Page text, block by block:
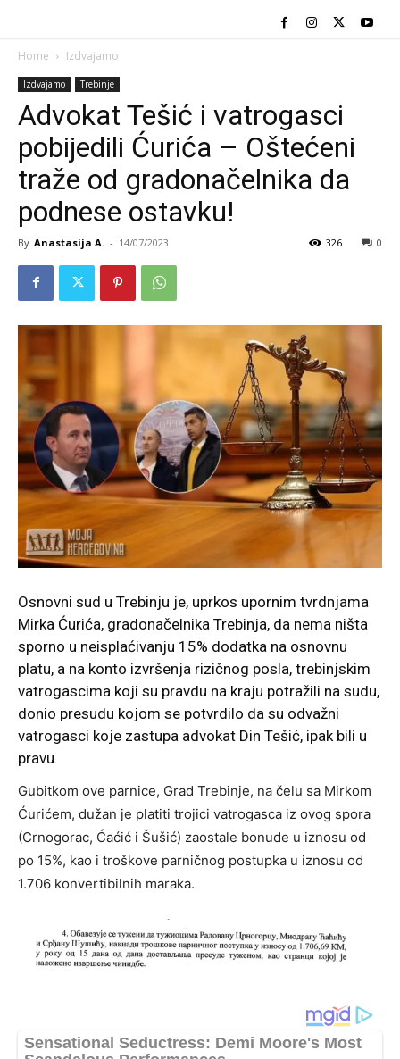
Home Izdvajamo
Izdvajamo Trebinje
Advokat Tešić i vatrogasci
pobijedili Ćurića – Oštećeni
traže od gradonačelnika da
podnese ostavku!
By Anastasija A. - 14/07/2023 0
326
Osnovni sud u Trebinju je, uprkos upornim tvrdnjama
Mirka Ćurića, gradonačelnika Trebinja, da nema ništa
sporno u neisplaćivanju 15% dodatka na osnovnu
platu, a na konto izvršenja rizičnog posla, trebinjskim
vatrogascima koji su pravdu na kraju potražili na sudu,
donio presudu kojom se potvrdilo da su odvažni
vatrogasci koje zastupa advokat Din Tešić, ipak bili u
pravu.
Gubitkom ove parnice, Grad Trebinje, na čelu sa Mirkom
Ćurićem, dužan je platiti trojici vatrogasca iz ovog spora
(Crnogorac, Ćaćić i Šušić) zaostale bonude u iznosu od
po 15%, kao i troškove parničnog postupka u iznosu od
1.706 konvertibilnih maraka.